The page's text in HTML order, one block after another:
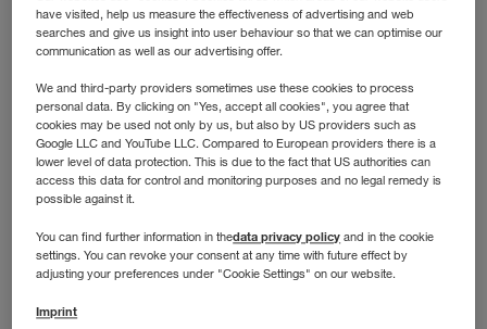
Engagement im Klimaschutz
Die Aufstockung unseres LKW WALTER
Bürogebäudes in Wiener Neudorf hat einen
bedeutenden Meilenstein erreicht: Es erfüllt nun den
klimaaktiven Gebäudestandardund entspricht
damit dem österreichischen Qualitätszeichen
nachhaltige Wohn- und
Dienstleistungsgebäude. Von energieeffizienten
Technologien bis hin zu innovativen Baukonzepten
haben wir Schritte unternommen, um unseren
have visited, help us measure the effectiveness of advertising and web
searches and give us insight into user behaviour so that we can optimise our
communication as well as our advertising offer.
We and third-party providers sometimes use these cookies to process
personal data. By clicking on "Yes, accept all cookies", you agree that
cookies may be used not only by us, but also by US providers such as
Google LLC and YouTube LLC. Compared to European providers there is a
lower level of data protection. This is due to the fact that US authorities can
access this data for control and monitoring purposes and no legal remedy is
possible against it.
You can find further information in thedata privacy policy and in the cookie
settings. You can revoke your consent at any time with future effect by
adjusting your preferences under "Cookie Settings" on our website.
Imprint